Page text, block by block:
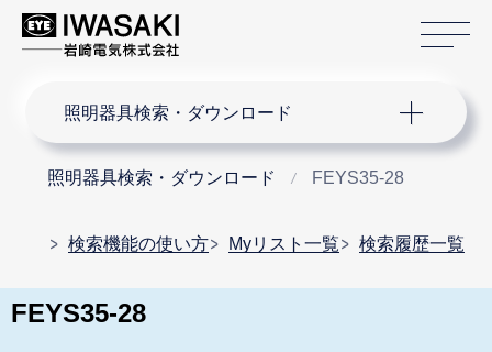
照明器具検索・ダウンロード
照明器具検索・ダウンロード FEYS35-28
検索機能の使い方 Myリスト一覧 検索履歴一覧
FEYS35-28